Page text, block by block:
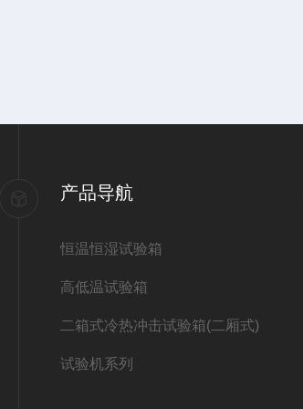
产品导航
恒温恒湿试验箱
高低温试验箱
二箱式冷热冲击试验箱(二厢式)
试验机系列